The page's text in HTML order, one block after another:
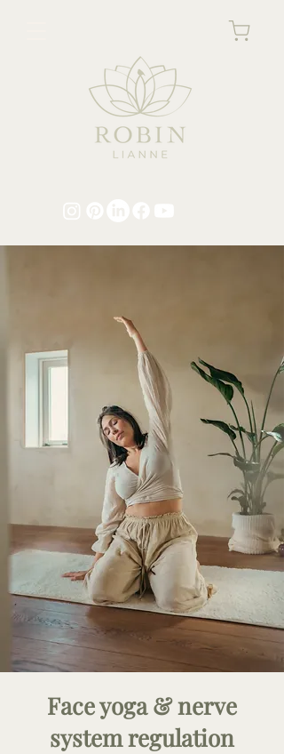
Face yoga & nerve
system regulation